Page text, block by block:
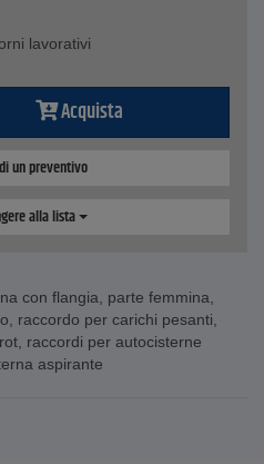
lavorativi
Acquista
un preventivo
alla lista
con flangia, parte femmina,
, raccordo per carichi pesanti,
, raccordi per autocisterne
aspirante